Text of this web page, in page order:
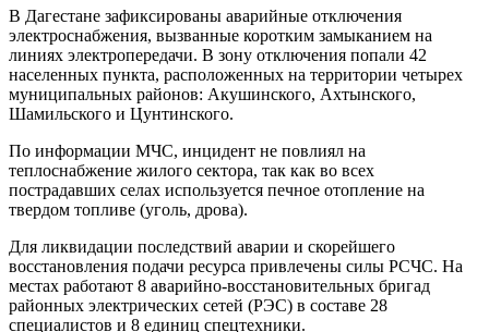
В Дагестане зафиксированы аварийные отключения
электроснабжения, вызванные коротким замыканием на
линиях электропередачи. В зону отключения попали 42
населенных пункта, расположенных на территории четырех
муниципальных районов: Акушинского, Ахтынского,
Шамильского и Цунтинского.
По информации МЧС, инцидент не повлиял на
теплоснабжение жилого сектора, так как во всех
пострадавших селах используется печное отопление на
твердом топливе (уголь, дрова).
Для ликвидации последствий аварии и скорейшего
восстановления подачи ресурса привлечены силы РСЧС. На
местах работают 8 аварийно-восстановительных бригад
районных электрических сетей (РЭС) в составе 28
специалистов и 8 единиц спецтехники.